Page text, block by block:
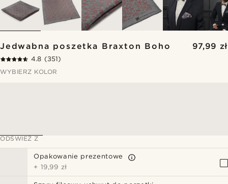
Jedwabna poszetka Braxton Boho 97,99 zł
4.8 (351)
WYBIERZ KOLOR
ODŚWIEŻ Z
Opakowanie prezentowe
+ 19,99 zł